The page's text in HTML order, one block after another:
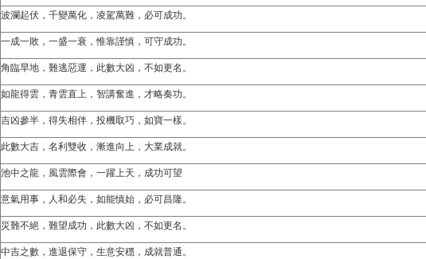
波瀾起伏，千變萬化，凌駕萬難，必可成功。
一成一敗，一盛一衰，惟靠謹慎，可守成功。
角臨旱地，難逃惡運，此數大凶，不如更名。
如龍得雲，青雲直上，智講奮進，才略奏功。
吉凶參半，得失相伴，投機取巧，如寶一樣。
此數大吉，名利雙收，漸進向上，大業成就。
池中之龍，風雲際會，一躍上天，成功可望
意氣用事，人和必失，如能慎始，必可昌隆。
災難不絕，難望成功，此數大凶，不如更名。
中吉之數，進退保守，生意安穩，成就普通。